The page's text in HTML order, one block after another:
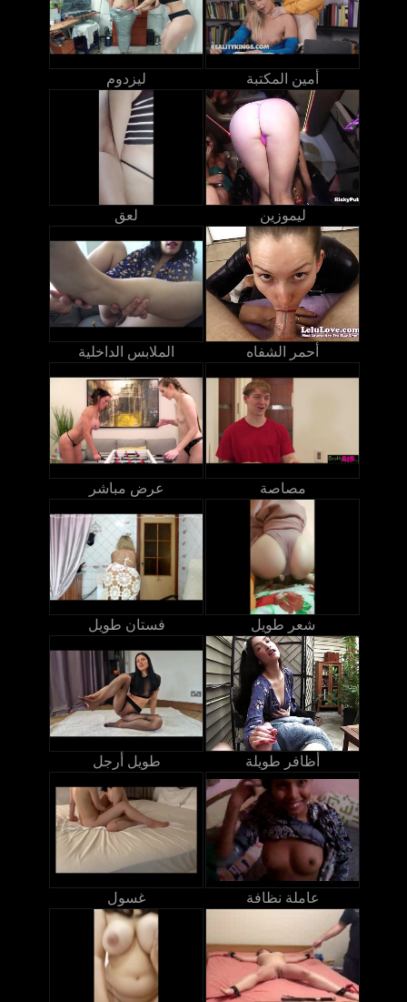
ليزدوم أمين المكتبة
لعق ليموزين
الملابس الداخلية أحمر الشفاه
عرض مباشر مصاصة
فستان طويل شعر طويل
طويل أرجل أظافر طويلة
غسول عاملة نظافة